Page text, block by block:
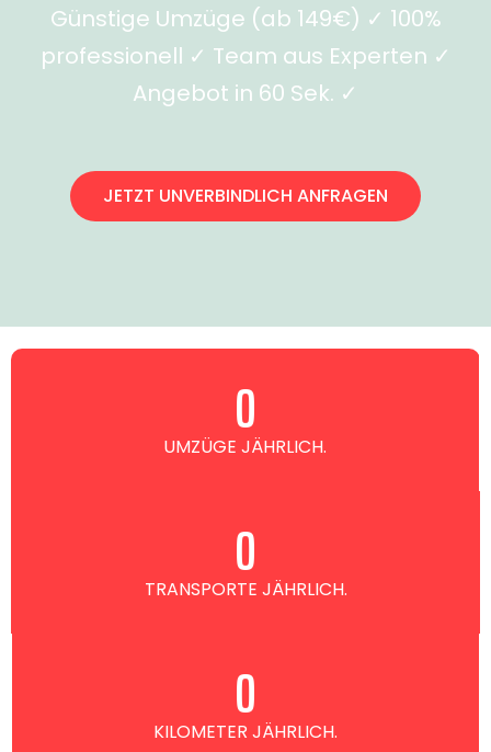
Günstige Umzüge (ab 149€) ✓ 100%
professionell ✓ Team aus Experten ✓
Angebot in 60 Sek. ✓
JETZT UNVERBINDLICH ANFRAGEN
UMZÜGE JÄHRLICH.
0
TRANSPORTE JÄHRLICH.
0
KILOMETER JÄHRLICH.
0